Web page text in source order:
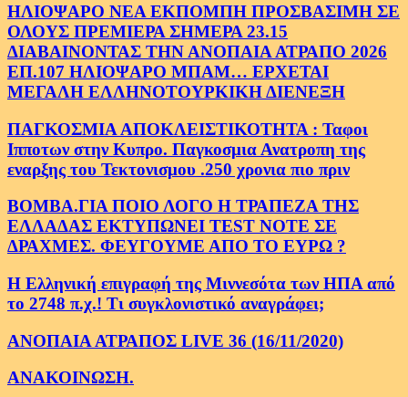
ΗΛΙΟΨΑΡΟ ΝΕΑ ΕΚΠΟΜΠΗ ΠΡΟΣΒΑΣΙΜΗ ΣΕ
ΟΛΟΥΣ ΠΡΕΜΙΕΡΑ ΣΗΜΕΡΑ 23.15
ΔΙΑΒΑΙΝΟΝΤΑΣ ΤΗΝ ΑΝΟΠΑΙΑ ΑΤΡΑΠΟ 2026
ΕΠ.107 ΗΛΙΟΨΑΡΟ ΜΠΑΜ… ΕΡΧΕΤΑΙ
ΜΕΓΑΛΗ ΕΛΛΗΝΟΤΟΥΡΚΙΚΗ ΔΙΕΝΕΞΗ
ΠΑΓΚΟΣΜΙΑ ΑΠΟΚΛΕΙΣΤΙΚΟΤΗΤΑ : Ταφοι
Ιπποτων στην Κυπρο. Παγκοσμια Ανατροπη της
εναρξης του Τεκτονισμου .250 χρονια πιο πριν
ΒΟΜΒΑ.ΓΙΑ ΠΟΙΟ ΛΟΓΟ Η ΤΡΑΠΕΖΑ ΤΗΣ
ΕΛΛΑΔΑΣ ΕΚΤΥΠΩΝΕΙ TEST NOTE ΣΕ
ΔΡΑΧΜΕΣ. ΦΕΥΓΟΥΜΕ ΑΠΟ ΤΟ ΕΥΡΩ ?
Η Ελληνική επιγραφή της Μιννεσότα των ΗΠΑ από
το 2748 π.χ.! Τι συγκλονιστικό αναγράφει;
ΑΝΟΠΑΙΑ ΑΤΡΑΠΟΣ LIVE 36 (16/11/2020)
ΑΝΑΚΟΙΝΩΣΗ.